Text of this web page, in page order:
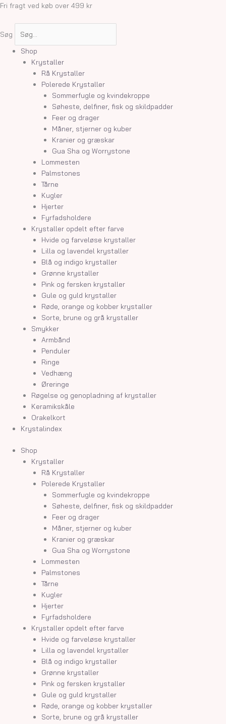
Gå
Fri fragt ved køb over 499 kr
Søg
Shop
Krystaller
Rå Krystaller
Polerede Krystaller
Sommerfugle og kvindekroppe
Søheste, delfiner, fisk og skildpadder
Feer og drager
Måner, stjerner og kuber
Kranier og græskar
Gua Sha og Worrystone
Lommesten
Palmstones
Tårne
Kugler
Hjerter
Fyrfadsholdere
Krystaller opdelt efter farve
Hvide og farveløse krystaller
Lilla og lavendel krystaller
Blå og indigo krystaller
Grønne krystaller
Pink og fersken krystaller
Gule og guld krystaller
Røde, orange og kobber krystaller
Sorte, brune og grå krystaller
Smykker
Armbånd
Penduler
Ringe
Vedhæng
Øreringe
Røgelse og genopladning af krystaller
Keramikskåle
Orakelkort
Krystalindex
Shop
Krystaller
Rå Krystaller
Polerede Krystaller
Sommerfugle og kvindekroppe
Søheste, delfiner, fisk og skildpadder
Feer og drager
Måner, stjerner og kuber
Kranier og græskar
Gua Sha og Worrystone
Lommesten
Palmstones
Tårne
Kugler
Hjerter
Fyrfadsholdere
Krystaller opdelt efter farve
Hvide og farveløse krystaller
Lilla og lavendel krystaller
Blå og indigo krystaller
Grønne krystaller
Pink og fersken krystaller
Gule og guld krystaller
Røde, orange og kobber krystaller
Sorte, brune og grå krystaller